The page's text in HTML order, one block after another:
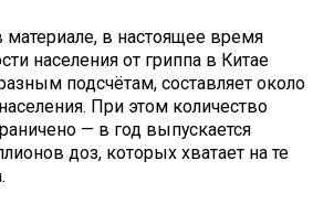
материале, в настоящее время
населения от гриппа в Китае
подсчётам, составляет около
При этом количество
— в год выпускается
доз, которых хватает на те